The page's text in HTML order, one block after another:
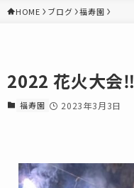
HOME ブログ 福寿園
2022 花火大会‼︎
福寿園 2023年3月3日